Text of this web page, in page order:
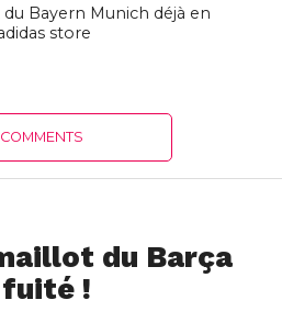
Bayern Munich déjà en
store
du Barça
fuité !